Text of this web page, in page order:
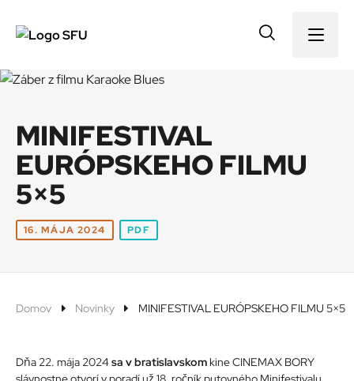
Menu
MINIFESTIVAL
EURÓPSKEHO FILMU
5×5
16. MÁJA 2024 PDF
Domov Novinky MINIFESTIVAL EURÓPSKEHO FILMU 5×5
Dňa 22. mája 2024 sa v bratislavskomkine CINEMAX BORY